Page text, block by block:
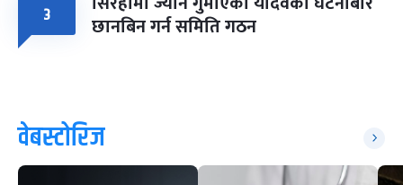
३ छानबिन गर्न समिति गठन
वेबस्टोरिज